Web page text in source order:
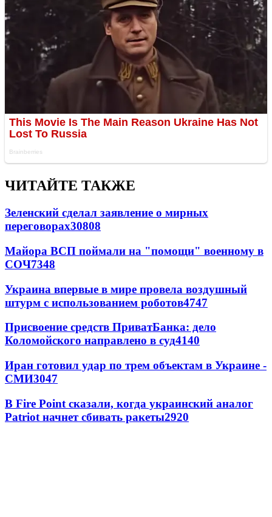
ЧИТАЙТЕ ТАКЖЕ
Зеленский сделал заявление о мирных
переговорах30808
Майора ВСП поймали на "помощи" военному в
СОЧ7348
Украина впервые в мире провела воздушный
штурм с использованием роботов4747
Присвоение средств ПриватБанка: дело
Коломойского направлено в суд4140
Иран готовил удар по трем объектам в Украине -
СМИ3047
В Fire Point сказали, когда украинский аналог
Patriot начнет сбивать ракеты2920